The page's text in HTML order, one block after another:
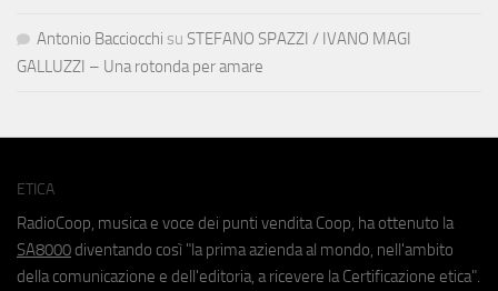
Antonio Bacciocchi su STEFANO SPAZZI / IVANO MAGI
GALLUZZI – Una rotonda per amare
ETICA
RadioCoop, musica e voce dei punti vendita Coop, ha ottenuto la
SA8000 diventando così "la prima azienda al mondo, nell'ambito
della comunicazione e dell'editoria, a ricevere la Certificazione etica".